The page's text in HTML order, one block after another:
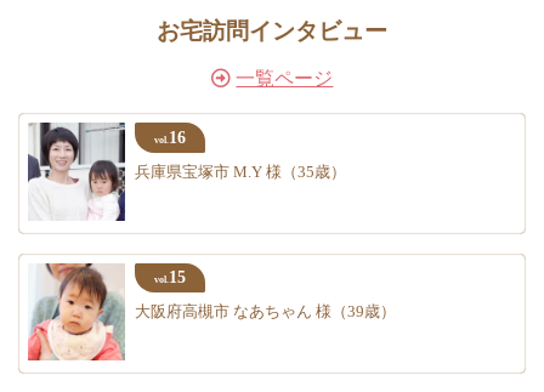
お宅訪問インタビュー
一覧ページ
vol.16
兵庫県宝塚市 M.Y 様（35歳）
vol.15
大阪府高槻市 なあちゃん 様（39歳）